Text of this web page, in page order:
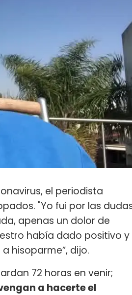
el periodista
"Yo fui por las
apenas un dolor de
había dado positivo y
hisoparme”, dijo.
72 horas en venir;
a hacerte el